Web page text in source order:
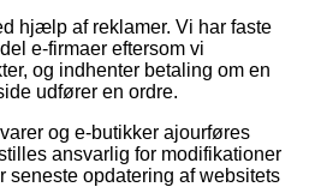
hjælp af reklamer. Vi har faste
e-firmaer eftersom vi
og indhenter betaling om en
udfører en ordre.
og e-butikker ajourføres
ansvarlig for modifikationer
seneste opdatering af websitets